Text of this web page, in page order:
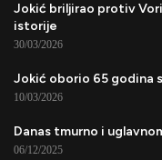
Jokić briljirao protiv
istorije
30/03/2026
Jokić oborio 65 godina
10/03/2026
Danas tmurno i
06/12/2025